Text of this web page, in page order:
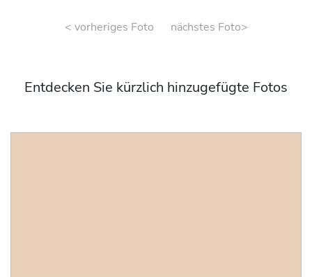
< vorheriges Foto nächstes Foto>
Entdecken Sie kürzlich hinzugefügte Fotos